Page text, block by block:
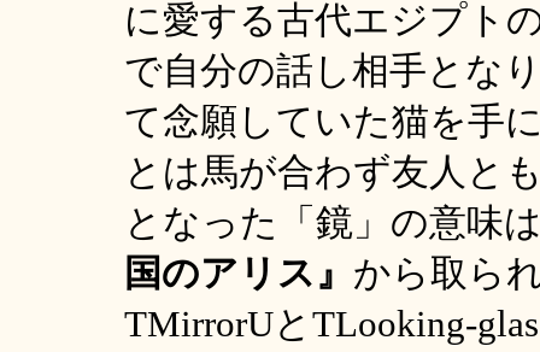
に愛する古代エジプト
で自分の話し相手とな
て念願していた猫を手
とは馬が合わず友人と
となった「鏡」の意味
国のアリス』 から取ら
TMirrorUとTLooking-